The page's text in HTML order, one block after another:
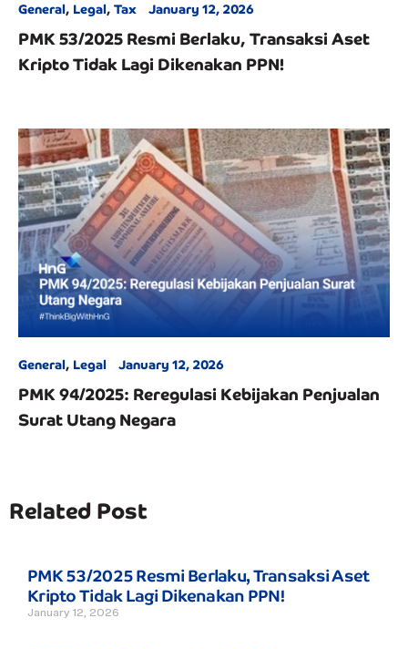
General, Legal, Tax January 12, 2026
PMK 53/2025 Resmi Berlaku, Transaksi Aset
Kripto Tidak Lagi Dikenakan PPN!
General, Legal January 12, 2026
PMK 94/2025: Reregulasi Kebijakan Penjualan
Surat Utang Negara
Related Post
PMK 53/2025 Resmi Berlaku, Transaksi Aset
Kripto Tidak Lagi Dikenakan PPN!
January 12, 2026